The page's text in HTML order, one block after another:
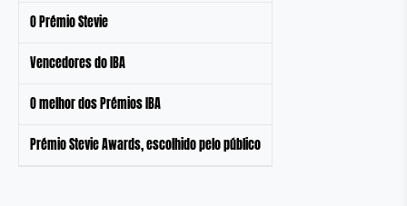
O Prémio Stevie
Vencedores do IBA
O melhor dos Prémios IBA
Prémio Stevie Awards, escolhido pelo público